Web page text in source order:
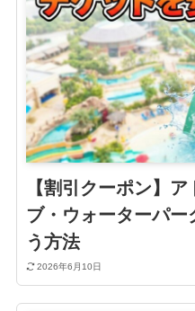
【割引クーポン】
ブ・ウォーターパ
う方法
2026年6月10日